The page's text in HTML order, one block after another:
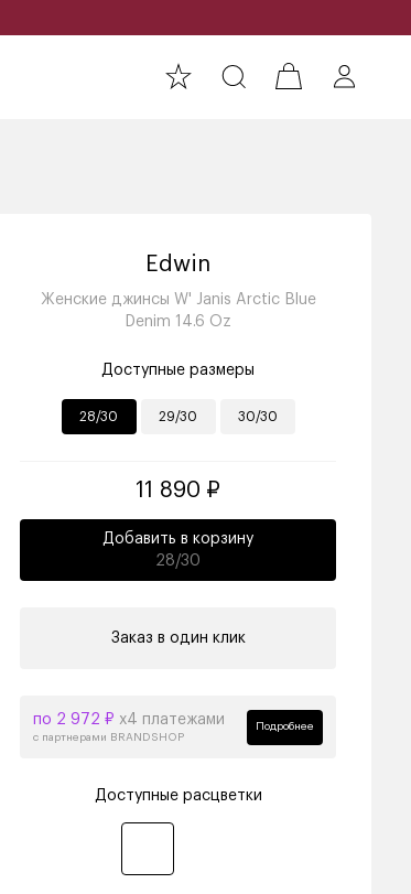
Edwin
Женские джинсы W' Janis Arctic Blue
Denim 14.6 Oz
Доступные размеры
28/30 29/30 30/30
11 890 ₽
Добавить в корзину
28/30
Заказ в один клик
по 2 972 ₽ х4 платежами
с партнерами BRANDSHOP
Подробнее
Доступные расцветки